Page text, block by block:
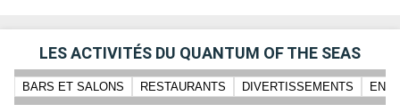
LES ACTIVITÉS DU QUANTUM OF THE SEAS
BARS ET SALONS RESTAURANTS DIVERTISSEMENTS